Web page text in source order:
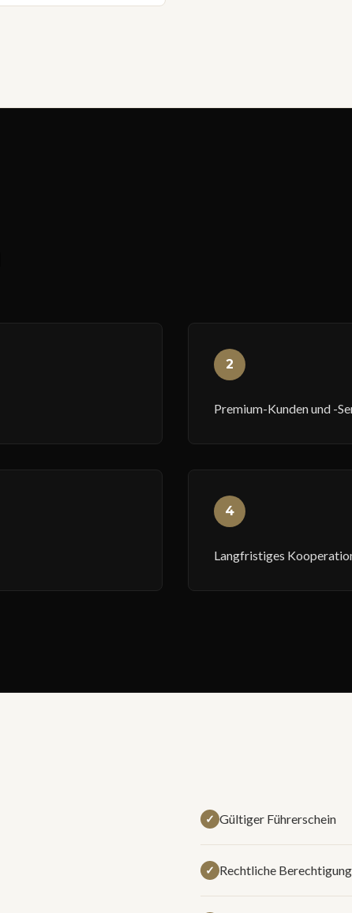
2
Premium-Kunden und -
4
Langfristiges
✓ Gültiger Führerschein
✓ Rechtliche